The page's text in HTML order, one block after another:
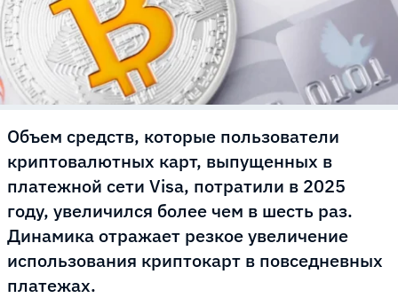
Объем средств, которые пользователи
криптовалютных карт, выпущенных в
платежной сети Visa, потратили в 2025
году, увеличился более чем в шесть раз.
Динамика отражает резкое увеличение
использования криптокарт в повседневных
платежах.